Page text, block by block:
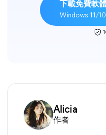
下載免費軟
Windows 11/
Alicia
作者